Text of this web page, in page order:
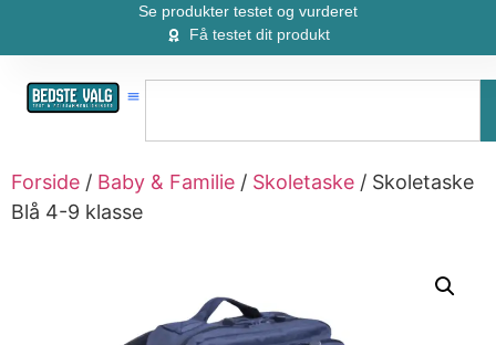
Se produkter testet og vurderet
Få testet dit produkt
Forside / Baby & Familie / Skoletaske / Skoletaske
Blå 4-9 klasse